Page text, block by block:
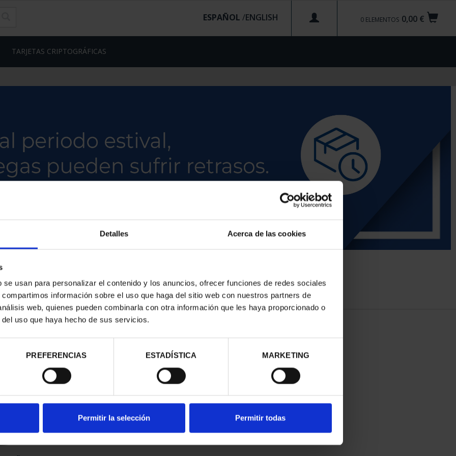
Detalles Acerca de las cookies
usan para personalizar el contenido y los anuncios, ofrecer funciones de redes sociales
información sobre el uso que haga del sitio web con nuestros partners de
web, quienes pueden combinarla con otra información que les haya proporcionado o
uso que haya hecho de sus servicios.
PREFERENCIAS ESTADÍSTICA MARKETING
Permitir la selección Permitir todas
0,00 €
0 ELEMENTOS
ESPAÑOL /
TARJETAS CRIPTOGRÁFICAS